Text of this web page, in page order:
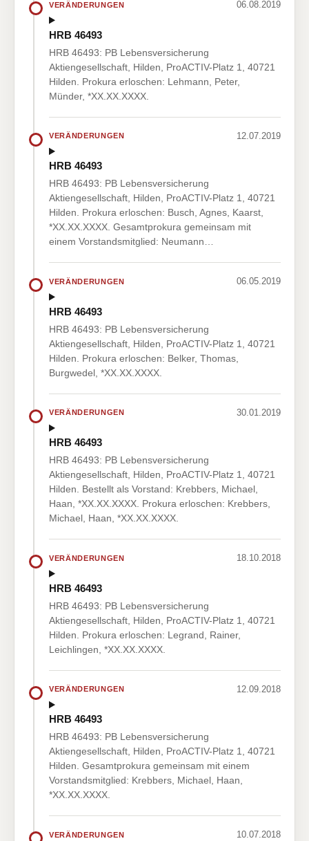
VERÄNDERUNGEN 06.08.2019
HRB 46493
HRB 46493: PB Lebensversicherung
Aktiengesellschaft, Hilden, ProACTIV-Platz 1, 40721
Hilden. Prokura erloschen: Lehmann, Peter,
Münder, *XX.XX.XXXX.
VERÄNDERUNGEN 12.07.2019
HRB 46493
HRB 46493: PB Lebensversicherung
Aktiengesellschaft, Hilden, ProACTIV-Platz 1, 40721
Hilden. Prokura erloschen: Busch, Agnes, Kaarst,
*XX.XX.XXXX. Gesamtprokura gemeinsam mit
einem Vorstandsmitglied: Neumann…
VERÄNDERUNGEN 06.05.2019
HRB 46493
HRB 46493: PB Lebensversicherung
Aktiengesellschaft, Hilden, ProACTIV-Platz 1, 40721
Hilden. Prokura erloschen: Belker, Thomas,
Burgwedel, *XX.XX.XXXX.
VERÄNDERUNGEN 30.01.2019
HRB 46493
HRB 46493: PB Lebensversicherung
Aktiengesellschaft, Hilden, ProACTIV-Platz 1, 40721
Hilden. Bestellt als Vorstand: Krebbers, Michael,
Haan, *XX.XX.XXXX. Prokura erloschen: Krebbers,
Michael, Haan, *XX.XX.XXXX.
VERÄNDERUNGEN 18.10.2018
HRB 46493
HRB 46493: PB Lebensversicherung
Aktiengesellschaft, Hilden, ProACTIV-Platz 1, 40721
Hilden. Prokura erloschen: Legrand, Rainer,
Leichlingen, *XX.XX.XXXX.
VERÄNDERUNGEN 12.09.2018
HRB 46493
HRB 46493: PB Lebensversicherung
Aktiengesellschaft, Hilden, ProACTIV-Platz 1, 40721
Hilden. Gesamtprokura gemeinsam mit einem
Vorstandsmitglied: Krebbers, Michael, Haan,
*XX.XX.XXXX.
VERÄNDERUNGEN 10.07.2018